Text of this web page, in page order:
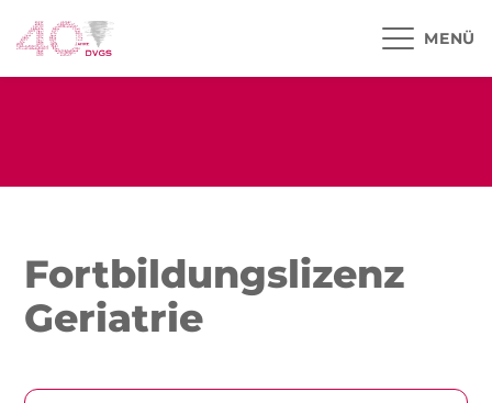
Fortbildungslizenz
Geriatrie
MENÜ